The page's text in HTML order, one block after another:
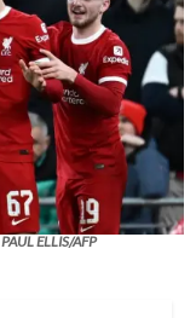
PAUL ELLIS/AFP